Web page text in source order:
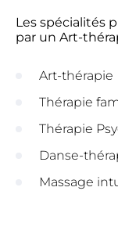
Les spécialités
par un Art-
Art-thérapie
Thérapie
Thérapie
Danse-
Massage